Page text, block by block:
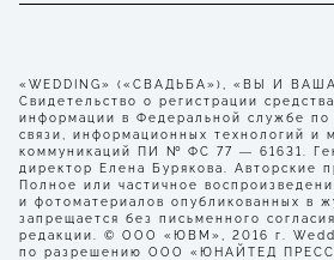
«WEDDING» («СВАДЬБА»), «ВЫ И
Свидетельство о регистрации
информации в Федеральной службе по
связи, информационных технологий и
коммуникаций ПИ № ФС 77 — 61631.
директор Елена Бурякова. Авторские
Полное или частичное
и фотоматериалов опубликованных в
запрещается без письменного согласия
редакции. © ООО «ЮВМ», 2016 г.
по разрешению ООО «ЮНАЙТЕД